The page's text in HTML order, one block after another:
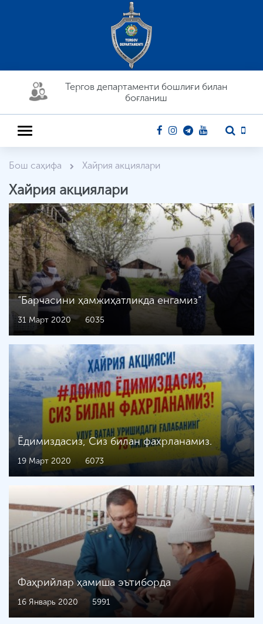
Тергов департaменти бошлиғи билан
боғланиш
Бош саҳифа Хайрия акциялари
Хайрия акциялари
“Барчасини ҳамжиҳатликда енгамиз”
31 Март 2020 6035
Ёдимиздасиз, Сиз билан фахрланамиз.
19 Март 2020 6073
Фаҳрийлар ҳамиша эътиборда
16 Январь 2020 5991